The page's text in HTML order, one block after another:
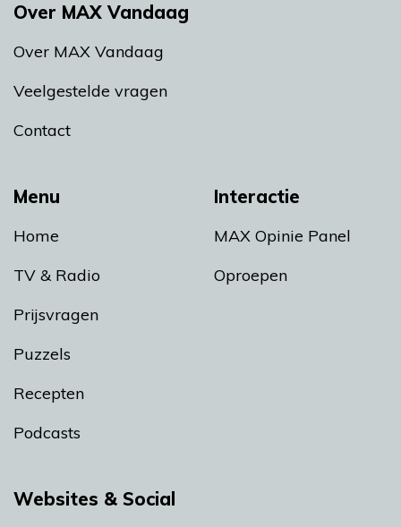
Menu
Home
TV & Radio
Prijsvragen
Puzzels
Recepten
Podcasts
Interactie
MAX Opinie Panel
Oproepen
Over MAX Vandaag
Over MAX Vandaag
Veelgestelde vragen
Contact
Websites & Social